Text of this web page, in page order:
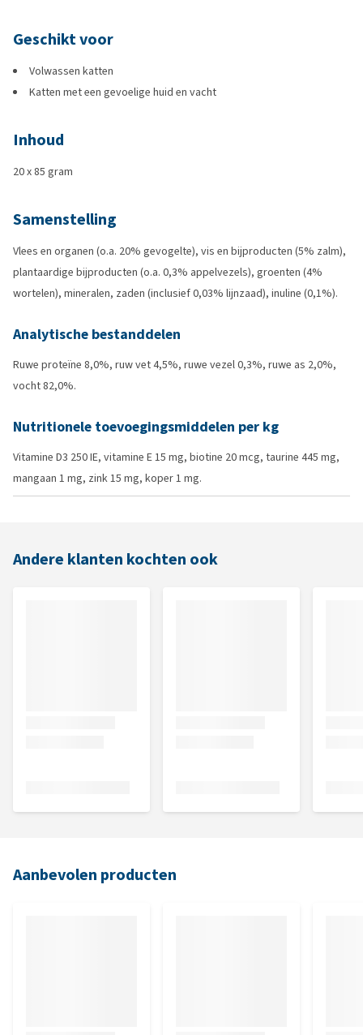
Geschikt voor
Volwassen katten
Katten met een gevoelige huid en vacht
Inhoud
20 x 85 gram
Samenstelling
Vlees en organen (o.a. 20% gevogelte), vis en bijproducten (5% zalm),
plantaardige bijproducten (o.a. 0,3% appelvezels), groenten (4%
wortelen), mineralen, zaden (inclusief 0,03% lijnzaad), inuline (0,1%).
Analytische bestanddelen
Ruwe proteïne 8,0%, ruw vet 4,5%, ruwe vezel 0,3%, ruwe as 2,0%,
vocht 82,0%.
Nutritionele toevoegingsmiddelen per kg
Vitamine D3 250 IE, vitamine E 15 mg, biotine 20 mcg, taurine 445 mg,
mangaan 1 mg, zink 15 mg, koper 1 mg.
Andere klanten kochten ook
Aanbevolen producten